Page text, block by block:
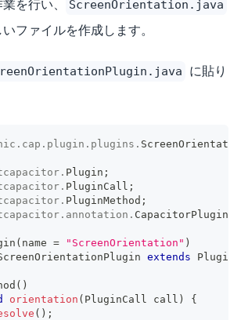
を行い、
ScreenOrientation.java
ファイルを作成します。
に貼り
. cap . plugin . plugins .
. Plugin ;
. PluginCall ;
. PluginMethod ;
. annotation . CapacitorPlugin
( name = "ScreenOrientation" )
extends Plugin
( )
orientation ( PluginCall call )
{
( ) ;